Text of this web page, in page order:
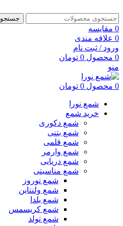
جستجو
0 مقایسه
0 علاقه مندی
ورود / ثبت نام
0 محصول 0 تومان
منو
0 محصول 0 تومان
شمع نورا
خرید شمع
شمع دکوری
شمع بتنی
شمع قلمی
شمع وارمر
شمع دریایی
شمع مناسبتی
شمع نوروز
شمع ولنتاین
شمع یلدا
شمع کریسمس
شمع تولد